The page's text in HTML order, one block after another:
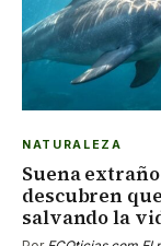
NATURALEZA
Suena
descubren
salvando la